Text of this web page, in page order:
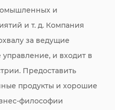
и
и т. д. Компания
за ведущие
и входит в
Предоставить
продукты и хорошие
философии